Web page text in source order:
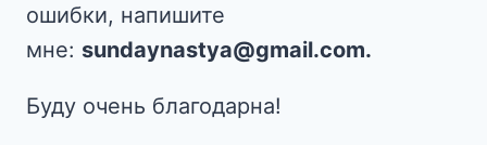
ошибки, напишите
мне: sundaynastya@gmail.com.
Буду очень благодарна!